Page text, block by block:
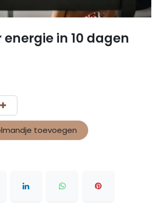
energie in 10 dagen
toevoegen